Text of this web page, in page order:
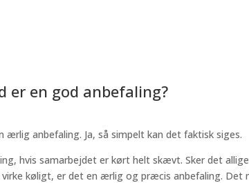
er en god anbefaling?
ærlig anbefaling. Ja, så simpelt kan det faktisk siges.
hvis samarbejdet er kørt helt skævt. Sker det
køligt, er det en ærlig og præcis anbefaling.